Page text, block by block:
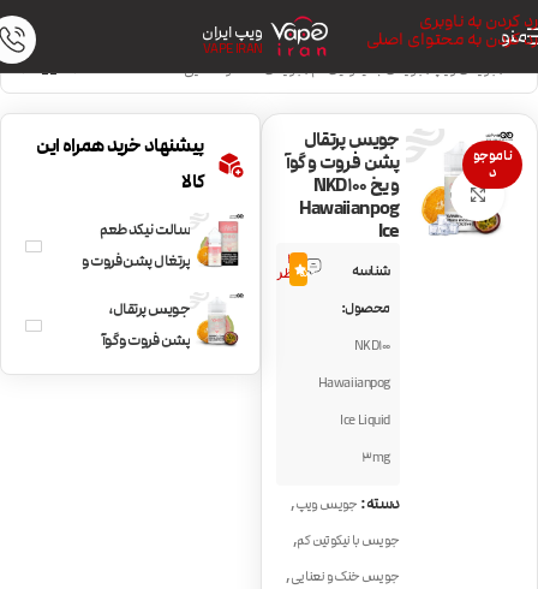
رد کردن به ناوبری
رد کردن به محتوای اصلی
منو ویپ ایران
VAPE IRAN
خانه/جویس ویپ/جویس با نیکوتین کم/جویس خنک و نعنایی
ناموجو
د
بزرگنمایی تصویر
جویس پرتقال
پشن فروت و گوآ
و یخ NKD100
Hawaiianpog
Ice
شناسه
محصول:
NKD100
Hawaiianpog
Ice Liquid
3mg
3
نظر5.0
دسته: جویس ویپ,
جویس با نیکوتین کم,
جویس خنک و نعنایی,
پیشنهاد خرید همراه این
کالا
سالت نیکد طعم
پرتغال پشن فروت و
Hawaiian pog
جویس پرتقال،
پشن فروت و گوآ
NKD100